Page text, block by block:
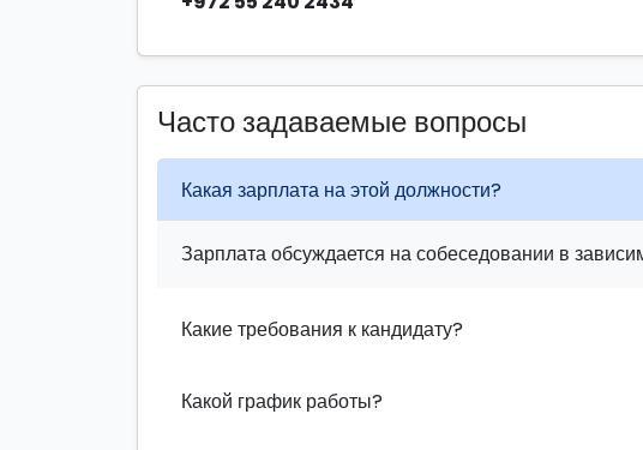
Часто задаваемые вопросы
Какая зарплата на этой должности?
Зарплата обсуждается на собеседовании в
Какие требования к кандидату?
Какой график работы?